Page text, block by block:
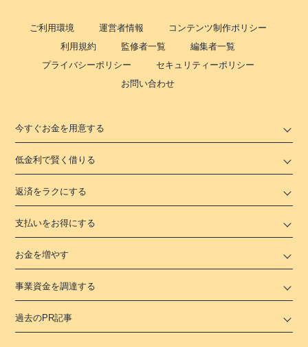
ご利用環境 運営者情報
コンテンツ制作ポリシー
利用規約
監修者一覧
編集者一覧
プライバシーポリシー
セキュリティーポリシー
お問い合わせ
今すぐお金を用意する
低金利で賢く借りる
返済をラクにする
支払いをお得にする
お金を増やす
事業資金を調達する
過去のPR記事